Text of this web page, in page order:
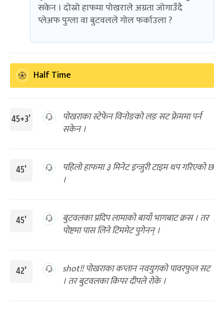
सकेन । दोस्रो हाफमा पोखराले अग्रता जोगाउँदै
प्लेअफ पुग्ला वा बुटवलले गोल फर्काउला ?
Half Time
45+3'
पोखराका स्टेफेन विनोङको लङ सट फ्रेममा पर्न
सकेन ।
45'
पहिलो हाफमा ३ मिनेट इन्जुरी टाइम थप गरिएको छ
।
45'
बुटवलका प्रदिप लामाको बायाँ भागबाट क्रस । तर
पोष्टमा पास लिने टिममेट पुगेनन् ।
42'
shot!! पोखराका कप्तान नवयुगको पावरफुल सट
। तर बुटवलका किपर दीपले रोके ।